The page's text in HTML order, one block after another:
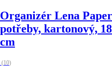
Organizér Lena
potřeby, kartonový,
cm
(10)